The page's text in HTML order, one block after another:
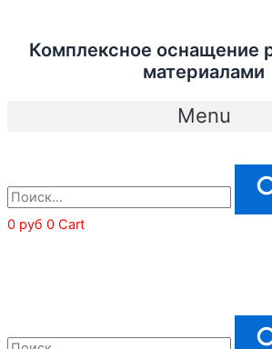
Комплексное оснащение
материалами
Menu
0 руб 0 Cart
оголовьем
линзой
арт
7100079872